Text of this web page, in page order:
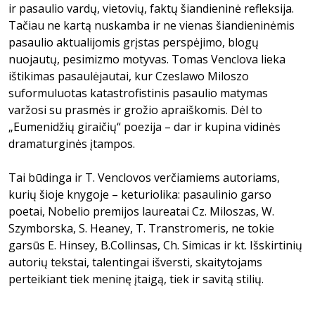
ir pasaulio vardų, vietovių, faktų šiandieninė refleksija.
Tačiau ne kartą nuskamba ir ne vienas šiandieninėmis
pasaulio aktualijomis grįstas perspėjimo, blogų
nuojautų, pesimizmo motyvas. Tomas Venclova lieka
ištikimas pasaulėjautai, kur Czeslawo Miloszo
suformuluotas katastrofistinis pasaulio matymas
varžosi su prasmės ir grožio apraiškomis. Dėl to
„Eumenidžių giraičių“ poezija – dar ir kupina vidinės
dramaturginės įtampos.
Tai būdinga ir T. Venclovos verčiamiems autoriams,
kurių šioje knygoje – keturiolika: pasaulinio garso
poetai, Nobelio premijos laureatai Cz. Miloszas, W.
Szymborska, S. Heaney, T. Transtromeris, ne tokie
garsūs E. Hinsey, B.Collinsas, Ch. Simicas ir kt. Išskirtinių
autorių tekstai, talentingai išversti, skaitytojams
perteikiant tiek meninę įtaigą, tiek ir savitą stilių.